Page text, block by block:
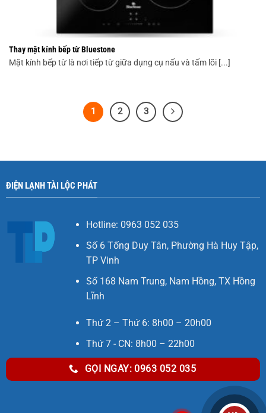
Thay mặt kính bếp từ Bluestone
Mặt kính bếp từ là nơi tiếp từ giữa dụng cụ nấu và tấm lõi [...]
1 2 3
ĐIỆN LẠNH TÀI LỘC PHÁT
Hotline: 0963 052 035
Số 6 Tống Duy Tân, Phường Hà Huy Tập,
TP Vinh
Số 168 Nam Trung, Nam Hồng, TX Hồng
Lĩnh
Thứ 2 – Thứ 6: 8h00 – 20h00
Thứ 7 - CN: 8h00 – 22h00
GỌI NGAY: 0963 052 035